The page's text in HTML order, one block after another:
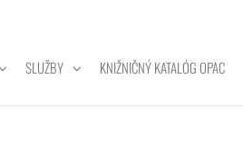
SLUŽBY KNIŽNIČNÝ KATALÓG OPAC